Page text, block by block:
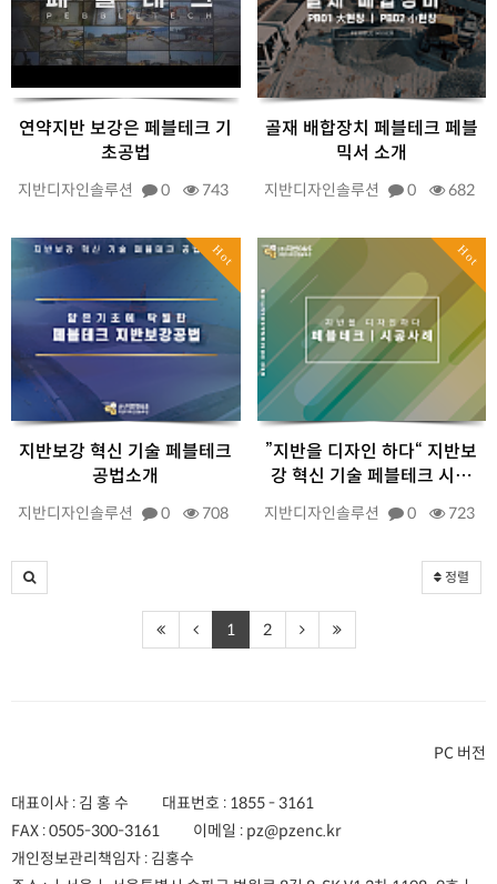
연약지반 보강은 페블테크 기
초공법
지반디자인솔루션 0 743
골재 배합장치 페블테크 페블
믹서 소개
지반디자인솔루션 0 682
Hot
지반보강 혁신 기술 페블테크
공법소개
지반디자인솔루션 0 708
Hot
”지반을 디자인 하다“ 지반보
강 혁신 기술 페블테크 시…
지반디자인솔루션 0 723
정렬
1 2
PC 버전
대표이사 : 김 홍 수 대표번호 : 1855 - 3161
FAX :0505-300-3161 이메일 : pz@pzenc.kr
개인정보관리책임자 : 김홍수